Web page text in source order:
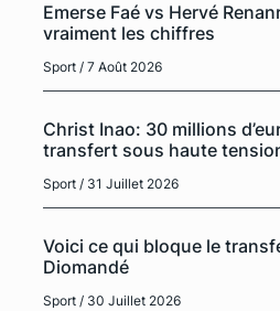
Emerse Faé vs Hervé
vraiment les chiffres
Sport / 7 Août 2026
Christ Inao: 30 millions
transfert sous haute
Sport / 31 Juillet 2026
Voici ce qui bloque le
Diomandé
Sport / 30 Juillet 2026